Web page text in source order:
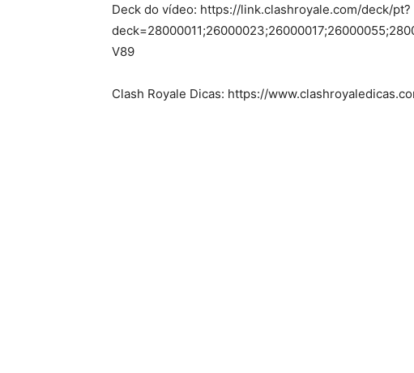
Deck do vídeo: https://link.clashroyale.com/deck/pt?
V89
Clash Royale Dicas: https://